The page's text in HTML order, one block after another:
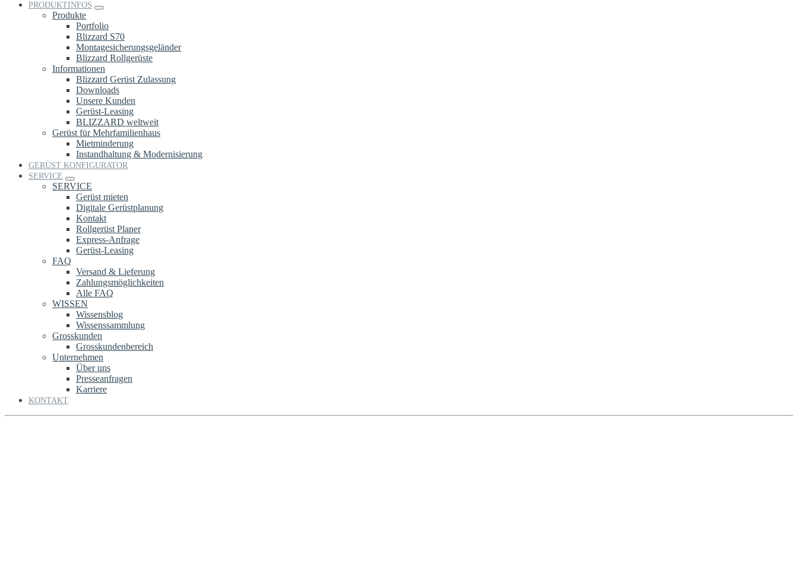
PRODUKTINFOS
Produkte
Portfolio
Blizzard S70
Montagesicherungsgeländer
Blizzard Rollgerüste
Informationen
Blizzard Gerüst Zulassung
Downloads
Unsere Kunden
Gerüst-Leasing
BLIZZARD weltweit
Gerüst für Mehrfamilienhaus
Mietminderung
Instandhaltung & Modernisierung
GERÜST KONFIGURATOR
SERVICE
SERVICE
Gerüst mieten
Digitale Gerüstplanung
Kontakt
Rollgerüst Planer
Express-Anfrage
Gerüst-Leasing
FAQ
Versand & Lieferung
Zahlungsmöglichkeiten
Alle FAQ
WISSEN
Wissensblog
Wissenssammlung
Grosskunden
Grosskundenbereich
Unternehmen
Über uns
Presseanfragen
Karriere
KONTAKT